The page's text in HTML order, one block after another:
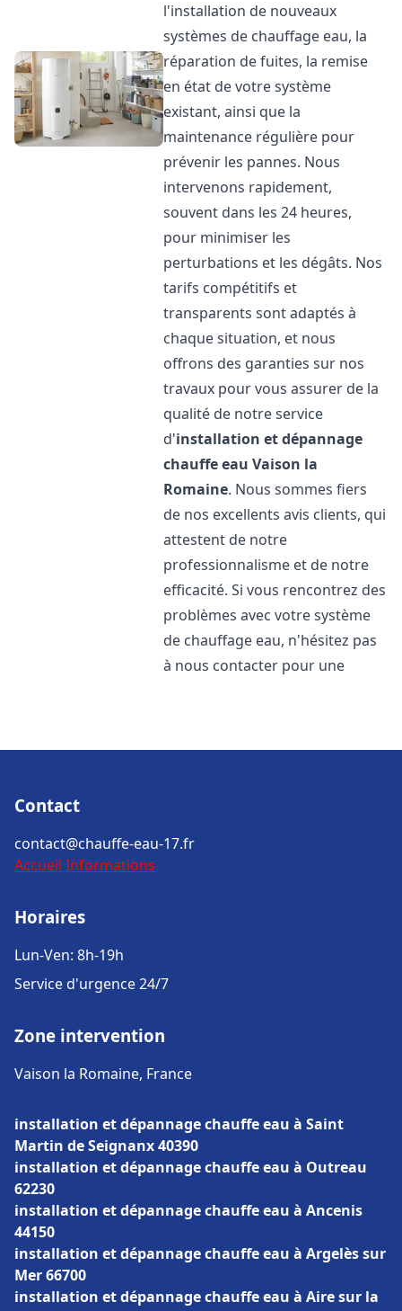
l'installation de nouveaux
systèmes de chauffage eau, la
réparation de fuites, la remise
en état de votre système
existant, ainsi que la
maintenance régulière pour
prévenir les pannes. Nous
intervenons rapidement,
souvent dans les 24 heures,
pour minimiser les
perturbations et les dégâts. Nos
tarifs compétitifs et
transparents sont adaptés à
chaque situation, et nous
offrons des garanties sur nos
travaux pour vous assurer de la
qualité de notre service
d'installation et dépannage
chauffe eau Vaison la
Romaine. Nous sommes fiers
de nos excellents avis clients, qui
attestent de notre
professionnalisme et de notre
efficacité. Si vous rencontrez des
problèmes avec votre système
de chauffage eau, n'hésitez pas
à nous contacter pour une
Contact
contact@chauffe-eau-17.fr
Accueil Informations
Horaires
Lun-Ven: 8h-19h
Service d'urgence 24/7
Zone intervention
Vaison la Romaine, France
installation et dépannage chauffe eau à Saint
Martin de Seignanx 40390
installation et dépannage chauffe eau à Outreau
62230
installation et dépannage chauffe eau à Ancenis
44150
installation et dépannage chauffe eau à Argelès sur
Mer 66700
installation et dépannage chauffe eau à Aire sur la